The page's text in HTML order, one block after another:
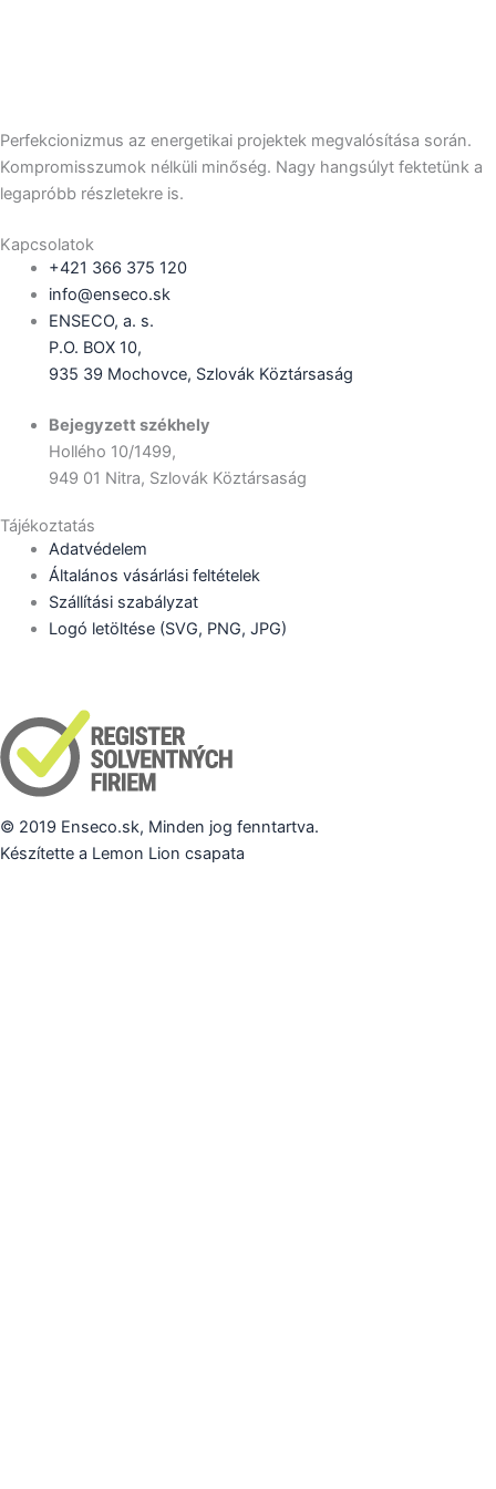
Perfekcionizmus az energetikai projektek megvalósítása során.
Kompromisszumok nélküli minőség. Nagy hangsúlyt fektetünk a
legapróbb részletekre is.
Kapcsolatok
+421 366 375 120
info@enseco.sk
ENSECO, a. s.
P.O. BOX 10,
935 39 Mochovce, Szlovák Köztársaság
Bejegyzett székhely
Hollého 10/1499,
949 01 Nitra, Szlovák Köztársaság
Tájékoztatás
Adatvédelem
Általános vásárlási feltételek
Szállítási szabályzat
Logó letöltése (SVG, PNG, JPG)
© 2019 Enseco.sk, Minden jog fenntartva.
Készítette a Lemon Lion csapata